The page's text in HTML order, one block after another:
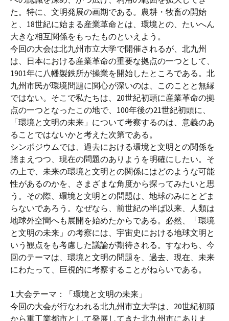
た。特に、文明発展の画期である。農耕・牧畜の開始
と、18世紀に始まる産業革命とは、環境との、たいへん
大きな相互関係をもったものといえよう。
今回の大会は北九州市立大学で開催されるが、北九州
は、日本における産業革命の重要な拠点の一つとして、
1901年に八幡製鉄所が操業を開始したところである。北
九州市民が環境問題に関心が深いのは、このことと無縁
ではない。そこで私たちは、20世紀初頭に産業革命の拠
点の一つとなったこの地で、100年後の21世紀初頭に、
「環境と文明の未来」について考察するのは、意義のあ
ることではないかと考えた次第である。
シンポジウムでは、過去における環境と文明との関係を
踏まえつつ、現在の問題のありようを明確にしたい。そ
の上で、未来の環境と文明との関係にはどのような可能
性があるのかを、さまざまな角度から探ってみたいと思
う。その際、環境と文明との問題は、地球のみにとどま
らないであろう。なぜなら、前世紀の半ば以来、人類は
地球外空間へも展開を始めたからである。必然、「環境
と文明の未来」の考察には、宇宙史における地球文明と
いう観点をも考慮した議論が期待される。すなわち、今
回のテーマは、環境と文明の問題を、過去、現在、未来
にわたって、巨視的に考察することがねらいである。
1.大会テーマ：「環境と文明の未来」
今回の大会が行なわれる北九州市立大学は、20世紀初頭
から重工業都市として発展してきた北九州市にありま